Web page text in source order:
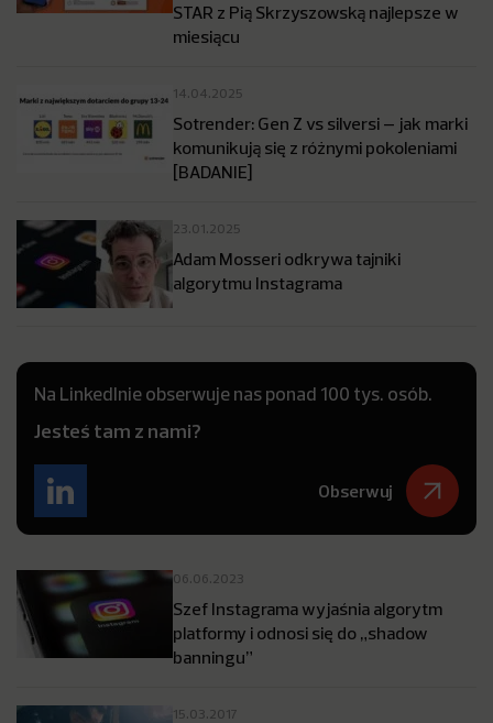
STAR z Pią Skrzyszowską najlepsze w
miesiącu
14.04.2025
Sotrender: Gen Z vs silversi – jak marki
komunikują się z różnymi pokoleniami
[BADANIE]
23.01.2025
Adam Mosseri odkrywa tajniki
algorytmu Instagrama
Na LinkedInie obserwuje nas ponad 100 tys. osób.
Jesteś tam z nami?
Obserwuj
06.06.2023
Szef Instagrama wyjaśnia algorytm
platformy i odnosi się do „shadow
banningu”
15.03.2017